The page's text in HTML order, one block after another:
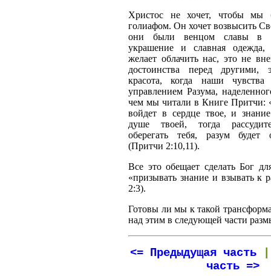
Христос не хочет, чтобы мы
голиафом. Он хочет возвысить
они были венцом славы в
украшение и славная
желает облачить нас, это не
достоинства перед другими,
красота, когда наши чувства
управлением Разума,
чем мы читали в Книге Притчи:
войдет в сердце твое, и
душе твоей, тогда
оберегать тебя, разум будет
(Притчи 2:10,11).
Все это обещает сделать Бог
«призывать знание и взывать к
2:3).
Готовы ли мы к такой
над этим в следующей части
<= Предыдущая часть
часть =>